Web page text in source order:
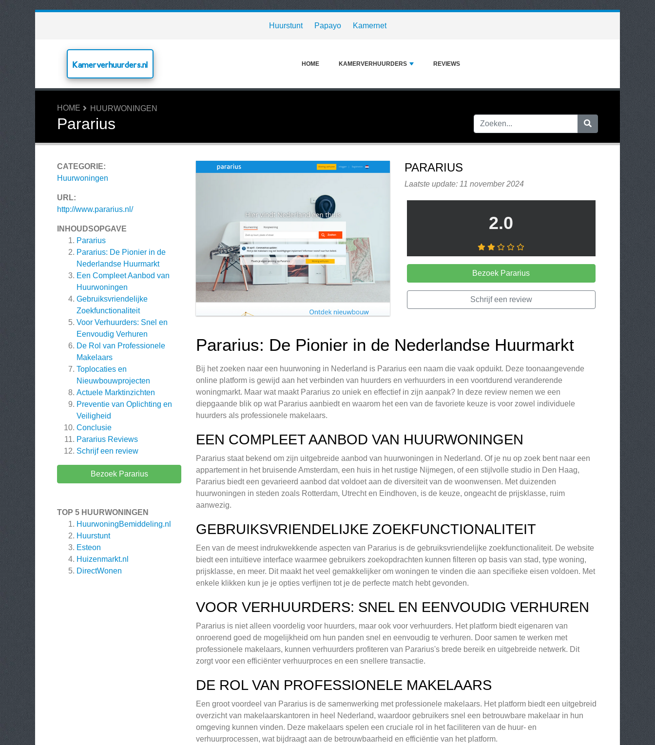
Huurstunt Papayo Kamernet
Kamerverhuurders.nl HOME KAMERVERHUURDERS REVIEWS
HOME HUURWONINGEN
Pararius
CATEGORIE:
Huurwoningen
URL:
http://www.pararius.nl/
INHOUDSOPGAVE
Pararius
Pararius: De Pionier in de
Nederlandse Huurmarkt
Een Compleet Aanbod van
Huurwoningen
Gebruiksvriendelijke
Zoekfunctionaliteit
Voor Verhuurders: Snel en
Eenvoudig Verhuren
De Rol van Professionele
Makelaars
Toplocaties en
Nieuwbouwprojecten
Actuele Marktinzichten
Preventie van Oplichting en
Veiligheid
Conclusie
Pararius Reviews
Schrijf een review
Bezoek Pararius
TOP 5 HUURWONINGEN
HuurwoningBemiddeling.nl
Huurstunt
Esteon
Huizenmarkt.nl
DirectWonen
PARARIUS
Laatste update: 11 november 2024
2.0
Bezoek Pararius
Schrijf een review
Pararius: De Pionier in de Nederlandse Huurmarkt
Bij het zoeken naar een huurwoning in Nederland is Pararius een naam die vaak opduikt. Deze toonaangevende
online platform is gewijd aan het verbinden van huurders en verhuurders in een voortdurend veranderende
woningmarkt. Maar wat maakt Pararius zo uniek en effectief in zijn aanpak? In deze review nemen we een
diepgaande blik op wat Pararius aanbiedt en waarom het een van de favoriete keuze is voor zowel individuele
huurders als professionele makelaars.
EEN COMPLEET AANBOD VAN HUURWONINGEN
Pararius staat bekend om zijn uitgebreide aanbod van huurwoningen in Nederland. Of je nu op zoek bent naar een
appartement in het bruisende Amsterdam, een huis in het rustige Nijmegen, of een stijlvolle studio in Den Haag,
Pararius biedt een gevarieerd aanbod dat voldoet aan de diversiteit van de woonwensen. Met duizenden
huurwoningen in steden zoals Rotterdam, Utrecht en Eindhoven, is de keuze, ongeacht de prijsklasse, ruim
aanwezig.
GEBRUIKSVRIENDELIJKE ZOEKFUNCTIONALITEIT
Een van de meest indrukwekkende aspecten van Pararius is de gebruiksvriendelijke zoekfunctionaliteit. De website
biedt een intuïtieve interface waarmee gebruikers zoekopdrachten kunnen filteren op basis van stad, type woning,
prijsklasse, en meer. Dit maakt het veel gemakkelijker om woningen te vinden die aan specifieke eisen voldoen. Met
enkele klikken kun je je opties verfijnen tot je de perfecte match hebt gevonden.
VOOR VERHUURDERS: SNEL EN EENVOUDIG VERHUREN
Pararius is niet alleen voordelig voor huurders, maar ook voor verhuurders. Het platform biedt eigenaren van
onroerend goed de mogelijkheid om hun panden snel en eenvoudig te verhuren. Door samen te werken met
professionele makelaars, kunnen verhuurders profiteren van Pararius's brede bereik en uitgebreide netwerk. Dit
zorgt voor een efficiënter verhuurproces en een snellere transactie.
DE ROL VAN PROFESSIONELE MAKELAARS
Een groot voordeel van Pararius is de samenwerking met professionele makelaars. Het platform biedt een uitgebreid
overzicht van makelaarskantoren in heel Nederland, waardoor gebruikers snel een betrouwbare makelaar in hun
omgeving kunnen vinden. Deze makelaars spelen een cruciale rol in het faciliteren van de huur- en
verhuurprocessen, wat bijdraagt aan de betrouwbaarheid en efficiëntie van het platform.